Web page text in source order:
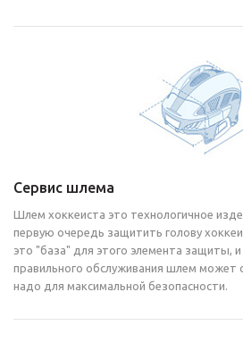
Сервис шлема
Шлем хоккеиста это технологичное
первую очередь защитить голову
это "база" для этого элемента защиты, и
правильного обслуживания шлем может
надо для максимальной безопасности.